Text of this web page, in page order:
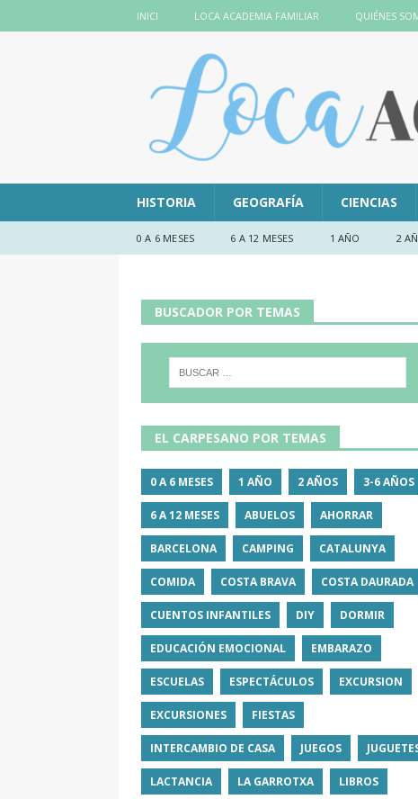
INICI LOCA ACADEMIA FAMILIAR QUIÉNES
HISTORIA GEOGRAFÍA CIENCIAS
0 A 6 MESES 6 A 12 MESES 1 AÑO 2
BUSCADOR POR TEMAS
EL CARPESANO POR TEMAS
0 A 6 MESES 1 AÑO 2 AÑOS 3-6 AÑOS
6 A 12 MESES ABUELOS AHORRAR
BARCELONA CAMPING CATALUNYA
COMIDA COSTA BRAVA COSTA DAURADA
CUENTOS INFANTILES DIY DORMIR
EDUCACIÓN EMOCIONAL EMBARAZO
ESCUELAS ESPECTÁCULOS EXCURSION
EXCURSIONES FIESTAS
INTERCAMBIO DE CASA JUEGOS
LACTANCIA LA GARROTXA LIBROS